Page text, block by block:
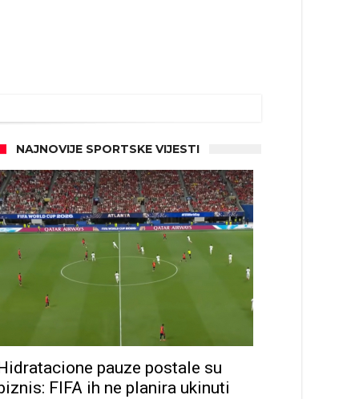
NAJNOVIJE SPORTSKE VIJESTI
pauze postale su
FIFA ih ne planira ukinuti